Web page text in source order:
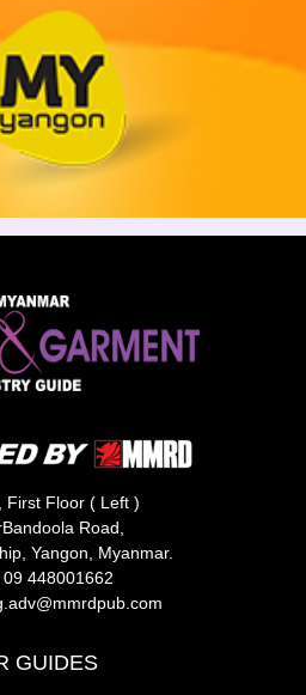
First Floor ( Left )
Road,
Yangon, Myanmar.
09 448001662
GUIDES